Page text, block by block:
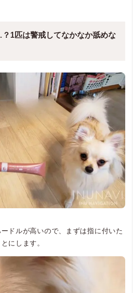
1匹は警戒してなかなか舐めな
ドルが高いので、まずは指に付いた
にします。